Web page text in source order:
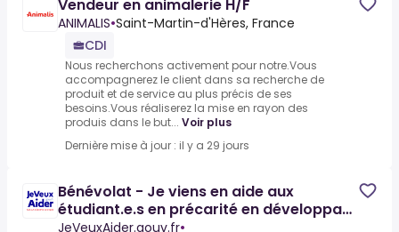
Vendeur en animalerie H/F
ANIMALIS•Saint-Martin-d'Hères, France
CDI
Nous recherchons activement pour notre.Vous
accompagnerez le client dans sa recherche de
produit et de service au plus précis de ses
besoins.Vous réaliserez la mise en rayon des
produis dans le but... Voir plus
Dernière mise à jour : il y a 29 jours
Bénévolat - Je viens en aide aux
étudiant.e.s en précarité en développant
l'antenne locale
JeVeuxAider.gouv.fr•